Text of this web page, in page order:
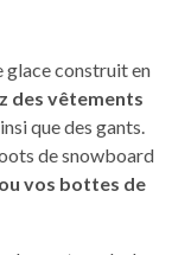
glace construit en
des vêtements
que des gants.
de snowboard
vos bottes de